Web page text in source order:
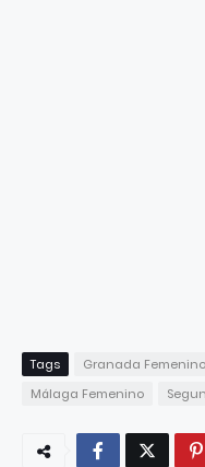
Tags Granada Femenino
Málaga Femenino